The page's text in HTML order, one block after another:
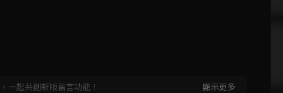
Video
，一起共創新版留言功能！ 顯示更多